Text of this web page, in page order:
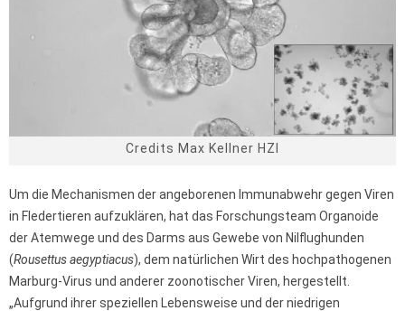
Credits Max Kellner HZI
Um die Mechanismen der angeborenen Immunabwehr gegen Viren
in Fledertieren aufzuklären, hat das Forschungsteam Organoide
der Atemwege und des Darms aus Gewebe von Nilflughunden
(Rousettus aegyptiacus), dem natürlichen Wirt des hochpathogenen
Marburg-Virus und anderer zoonotischer Viren, hergestellt.
„Aufgrund ihrer speziellen Lebensweise und der niedrigen